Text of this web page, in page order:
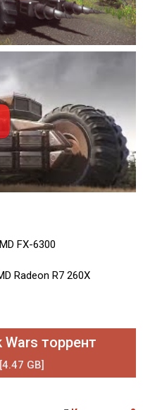
FX-6300
Radeon R7 260X
Wars торрент
GB]